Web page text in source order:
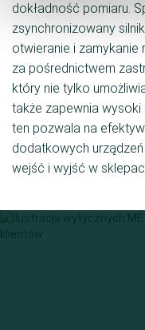
dokładność pomiaru.
zsynchronizowany
otwieranie i zamykanie
za pośrednictwem
który nie tylko
także zapewnia
ten pozwala na
dodatkowych
wejść i wyjść w